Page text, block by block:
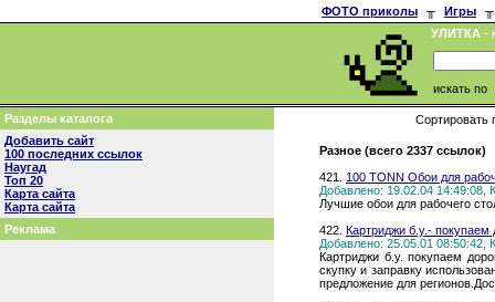
ФОТО приколы ╥ Игры
╥
УЛИТКА -
искать по
Разделы каталога
Добавить сайт
100 последних ссылок
Наугад
Топ 20
Карта сайта
Карта сайта
Реклама
Сортировать
Разное (всего 2337 ссылок)
421. 100 TONN Обои для
Добавлено: 19.02.04 14:49:08,
Лучшие обои для рабочего
422. Картриджи б.у.-
Добавлено: 25.05.01 08:50:42,
Картриджи б.у. покупаем
скупку и заправку
предложение для